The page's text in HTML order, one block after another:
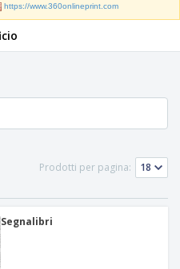
https://www.360onlineprint.com
Prodotti per pagina:
Segnalibri